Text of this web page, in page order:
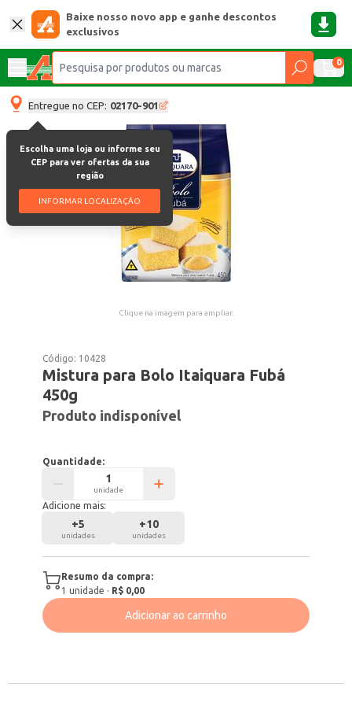
Baixe nosso novo app e ganhe descontos
exclusivos
0
Entregue no CEP: 02170-901
Escolha uma loja ou informe seu
CEP para ver ofertas da sua
região
INFORMAR LOCALIZAÇÃO
Clique na imagem para ampliar.
Código: 10428
Mistura para Bolo Itaiquara Fubá
450g
Produto indisponível
Quantidade:
unidade
Adicione mais:
+5
unidades
+10
unidades
Resumo da compra:
1 unidade · R$ 0,00
Adicionar ao carrinho